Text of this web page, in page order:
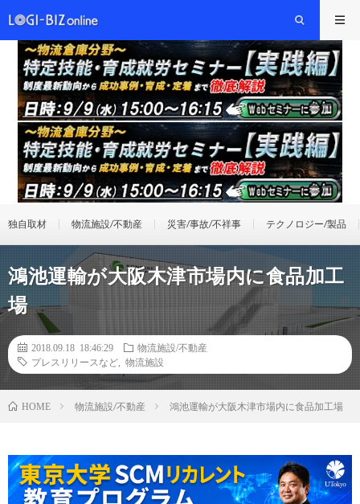
独自取材 物流施設/不動産 災害/事故/不祥事 テクノロジー/製品
鴻池運輸が大阪木津市場内に食品加工
場
2018.09.18 18:46:29
物流施設/不動産
プレスリリースなど
物流施設
HOME 物流施設/不動産 鴻池運輸が大阪木津市場内に食品加工場